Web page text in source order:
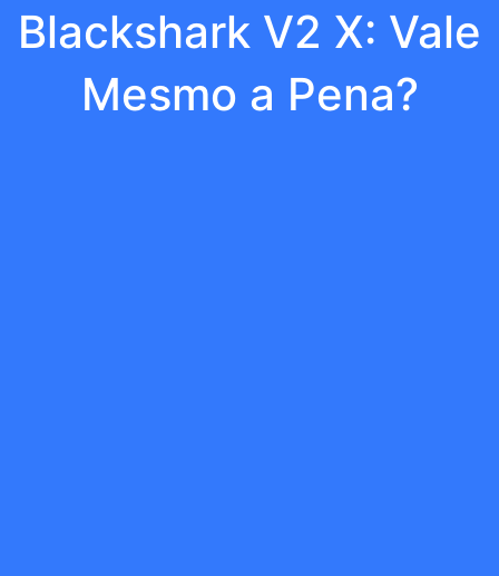
Blackshark V2 X: Vale
Mesmo a Pena?